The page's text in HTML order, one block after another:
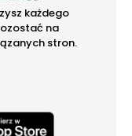
każdego
na
stron.